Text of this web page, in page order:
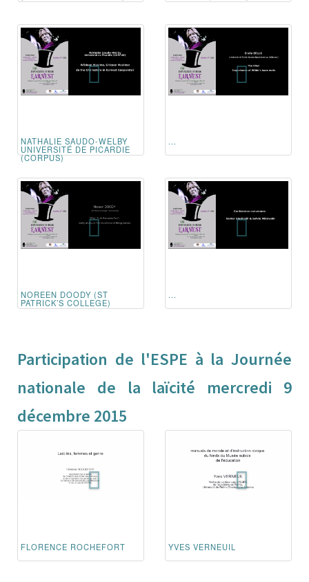
NATHALIE SAUDO-WELBY
UNIVERSITÉ DE PICARDIE
(CORPUS)
...
NOREEN DOODY (ST
PATRICK’S COLLEGE)
...
Participation de l'ESPE à la Journée
nationale de la laïcité mercredi 9
décembre 2015
FLORENCE ROCHEFORT YVES VERNEUIL